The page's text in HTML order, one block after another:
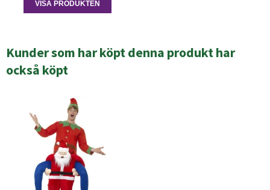
VISA PRODUKTEN
Kunder som har köpt denna produkt har
också köpt